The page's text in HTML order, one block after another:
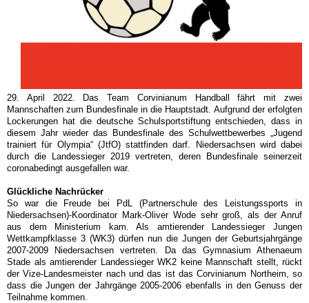
29. April 2022. Das Team Corvinianum Handball fährt mit zwei
Mannschaften zum Bundesfinale in die Hauptstadt. Aufgrund der erfolgten
Lockerungen hat die deutsche Schulsportstiftung entschieden, dass in
diesem Jahr wieder das Bundesfinale des Schulwettbewerbes „Jugend
trainiert für Olympia“ (JtfO) stattfinden darf. Niedersachsen wird dabei
durch die Landessieger 2019 vertreten, deren Bundesfinale seinerzeit
coronabedingt ausgefallen war.
Glückliche Nachrücker
So war die Freude bei PdL (Partnerschule des Leistungssports in
Niedersachsen)-Koordinator Mark-Oliver Wode sehr groß, als der Anruf
aus dem Ministerium kam. Als amtierender Landessieger Jungen
Wettkampfklasse 3 (WK3) dürfen nun die Jungen der Geburtsjahrgänge
2007-2009 Niedersachsen vertreten. Da das Gymnasium Athenaeum
Stade als amtierender Landessieger WK2 keine Mannschaft stellt, rückt
der Vize-Landesmeister nach und das ist das Corvinianum Northeim, so
dass die Jungen der Jahrgänge 2005-2006 ebenfalls in den Genuss der
Teilnahme kommen.